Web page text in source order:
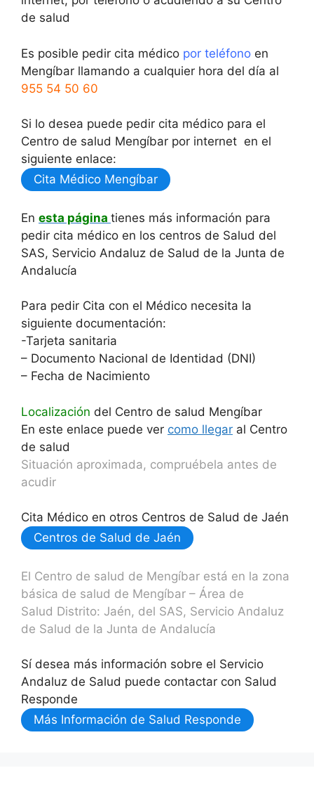
de salud
Es posible pedir cita médico por teléfono en
Mengíbar llamando a cualquier hora del día al
955 54 50 60
Si lo desea puede pedir cita médico para el
Centro de salud Mengíbar por internet en el
siguiente enlace:
Cita Médico Mengíbar
En esta página tienes más información para
pedir cita médico en los centros de Salud del
SAS, Servicio Andaluz de Salud de la Junta de
Andalucía
Para pedir Cita con el Médico necesita la
siguiente documentación:
-Tarjeta sanitaria
– Documento Nacional de Identidad (DNI)
– Fecha de Nacimiento
Localización del Centro de salud Mengíbar
En este enlace puede ver como llegar al Centro
de salud
Situación aproximada, compruébela antes de
acudir
Cita Médico en otros Centros de Salud de Jaén
Centros de Salud de Jaén
El Centro de salud de Mengíbar está en la zona
básica de salud de Mengíbar – Área de
Salud Distrito: Jaén, del SAS, Servicio Andaluz
de Salud de la Junta de Andalucía
Sí desea más información sobre el Servicio
Andaluz de Salud puede contactar con Salud
Responde
Más Información de Salud Responde